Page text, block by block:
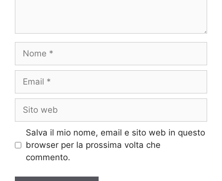
Nome
Email
Sito
web
Salva il mio nome, email e sito web in questo
browser per la prossima volta che
commento.